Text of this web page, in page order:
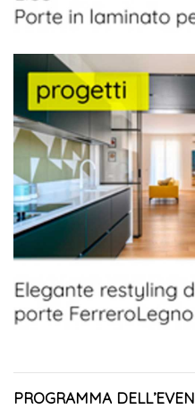
PROGRAMMA